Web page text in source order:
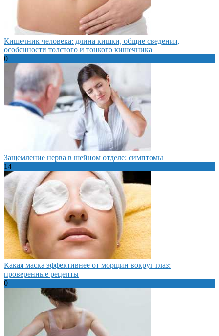
Кишечник человека: длина кишки, общие сведения,
особенности толстого и тонкого кишечника
0
Защемление нерва в шейном отделе: симптомы
14
Какая маска эффективнее от морщин вокруг глаз:
проверенные рецепты
0